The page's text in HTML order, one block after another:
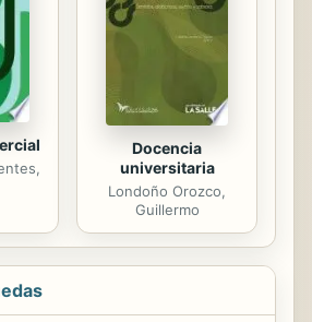
Docencia
universitaria
Londoño Orozco,
Guillermo